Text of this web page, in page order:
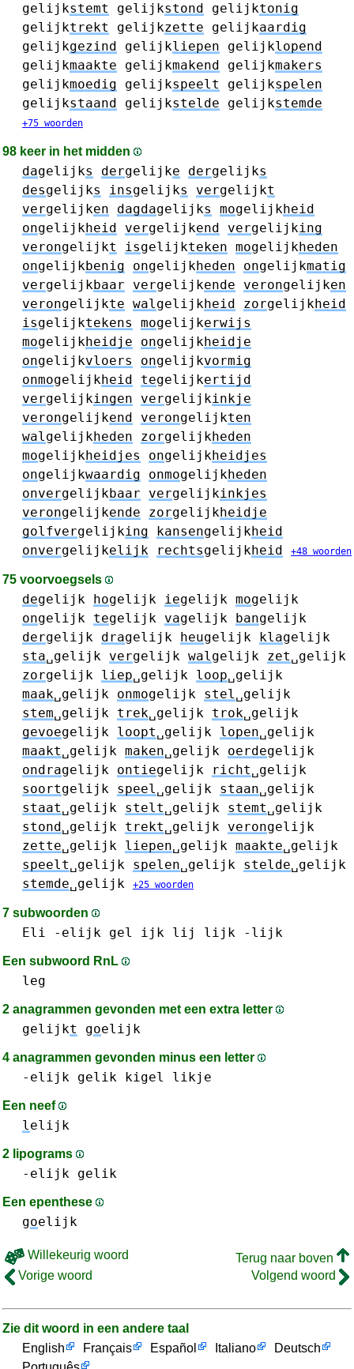
gelijkstemt gelijkstond gelijktonig
gelijktrekt gelijkzette gelijkaardig
gelijkgezind gelijkliepen gelijklopend
gelijkmaakte gelijkmakend gelijkmakers
gelijkmoedig gelijkspeelt gelijkspelen
gelijkstaand gelijkstelde gelijkstemde
+75 woorden
98 keer in het midden
dagelijks dergelijke dergelijks
desgelijks insgelijks vergelijkt
vergelijken dagdagelijks mogelijkheid
ongelijkheid vergelijkend vergelijking
verongelijkt isgelijkteken mogelijkheden
ongelijkbenig ongelijkheden ongelijkmatig
vergelijkbaar vergelijkende verongelijken
verongelijkte walgelijkheid zorgelijkheid
isgelijktekens mogelijkerwijs
mogelijkheidje ongelijkheidje
ongelijkvloers ongelijkvormig
onmogelijkheid tegelijkertijd
vergelijkingen vergelijkinkje
verongelijkend verongelijkten
walgelijkheden zorgelijkheden
mogelijkheidjes ongelijkheidjes
ongelijkwaardig onmogelijkheden
onvergelijkbaar vergelijkinkjes
verongelijkende zorgelijkheidje
golfvergelijking kansengelijkheid
onvergelijkelijk rechtsgelijkheid +48 woorden
75 voorvoegsels
degelijk hogelijk iegelijk mogelijk
ongelijk tegelijk vagelijk bangelijk
dergelijk dragelijk heugelijk klagelijk
sta␣gelijk vergelijk walgelijk zet␣gelijk
zorgelijk liep␣gelijk loop␣gelijk
maak␣gelijk onmogelijk stel␣gelijk
stem␣gelijk trek␣gelijk trok␣gelijk
gevoegelijk loopt␣gelijk lopen␣gelijk
maakt␣gelijk maken␣gelijk oerdegelijk
ondragelijk ontiegelijk richt␣gelijk
soortgelijk speel␣gelijk staan␣gelijk
staat␣gelijk stelt␣gelijk stemt␣gelijk
stond␣gelijk trekt␣gelijk verongelijk
zette␣gelijk liepen␣gelijk maakte␣gelijk
speelt␣gelijk spelen␣gelijk stelde␣gelijk
stemde␣gelijk +25 woorden
7 subwoorden
Eli -elijk gel ijk lij lijk -lijk
Een subwoord RnL
leg
2 anagrammen gevonden met een extra letter
gelijkt goelijk
4 anagrammen gevonden minus een letter
-elijk gelik kigel likje
Een neef
lelijk
2 lipograms
-elijk gelik
Een epenthese
goelijk
Willekeurig woord
Terug naar boven
Vorige woord
Volgend woord
Zie dit woord in een andere taal
English
Français Español Italiano
Deutsch